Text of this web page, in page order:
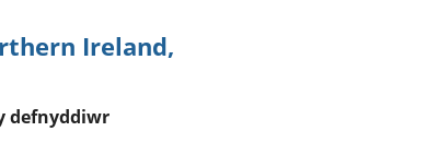
Ireland,
defnyddiwr